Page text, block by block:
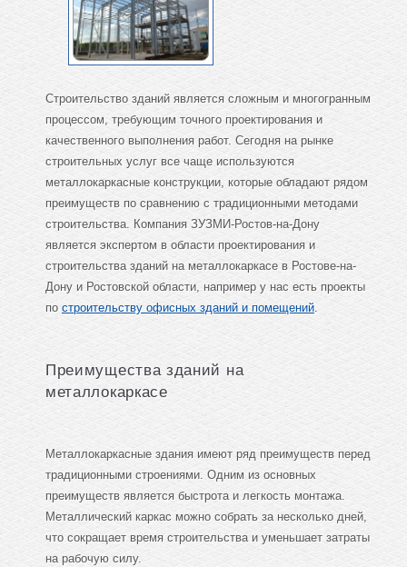
Строительство зданий является сложным и многогранным
процессом, требующим точного проектирования и
качественного выполнения работ. Сегодня на рынке
строительных услуг все чаще используются
металлокаркасные конструкции, которые обладают рядом
преимуществ по сравнению с традиционными методами
строительства. Компания ЗУЗМИ-Ростов-на-Дону
является экспертом в области проектирования и
строительства зданий на металлокаркасе в Ростове-на-
Дону и Ростовской области, например у нас есть проекты
по строительству офисных зданий и помещений.
Преимущества зданий на
металлокаркасе
Металлокаркасные здания имеют ряд преимуществ перед
традиционными строениями. Одним из основных
преимуществ является быстрота и легкость монтажа.
Металлический каркас можно собрать за несколько дней,
что сокращает время строительства и уменьшает затраты
на рабочую силу.